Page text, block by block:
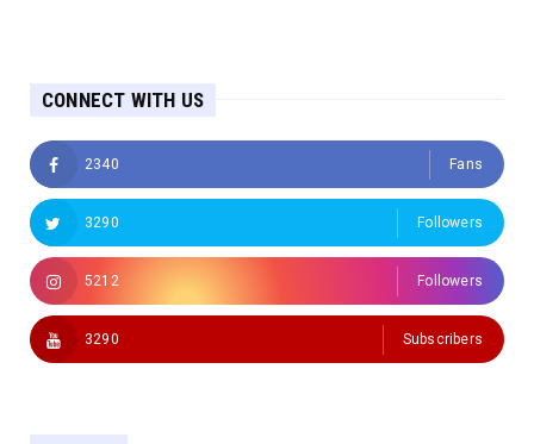
CONNECT WITH US
2340 Fans
3290 Followers
5212 Followers
3290 Subscribers